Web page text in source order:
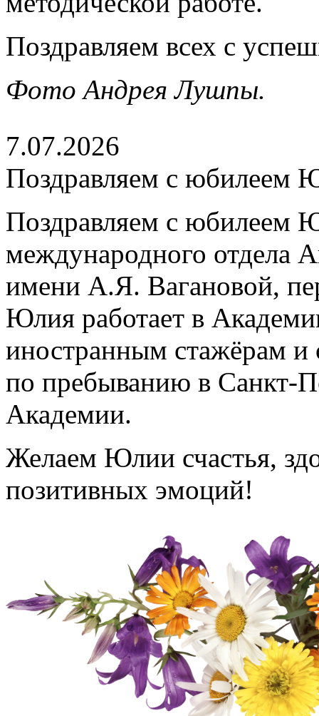
Поздравляем всех с
Фото Андрея Лушпы.
7.07.2026
Поздравляем с юбилеем
Поздравляем с юбилеем
международного отдела
имени А.Я. Вагановой,
Юлия работает в
иностранным стажёрам и
по пребыванию в Санкт-
Академии.
Желаем Юлии счастья,
позитивных эмоций!